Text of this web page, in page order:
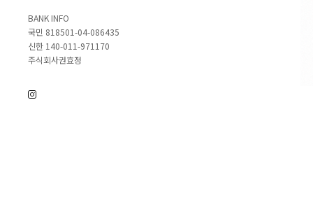
BANK INFO
국민 818501-04-086435
신한 140-011-971170
주식회사권효정